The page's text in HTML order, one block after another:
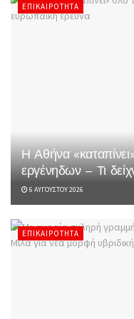
ΕΠΙΚΑΙΡΌΤΗΤΑ
Η Αθήνα
εργένηδων – Τι
6 ΑΥΓΟΎΣΤΟΥ 2026
ΕΠΙΚΑΙΡΌΤΗΤΑ